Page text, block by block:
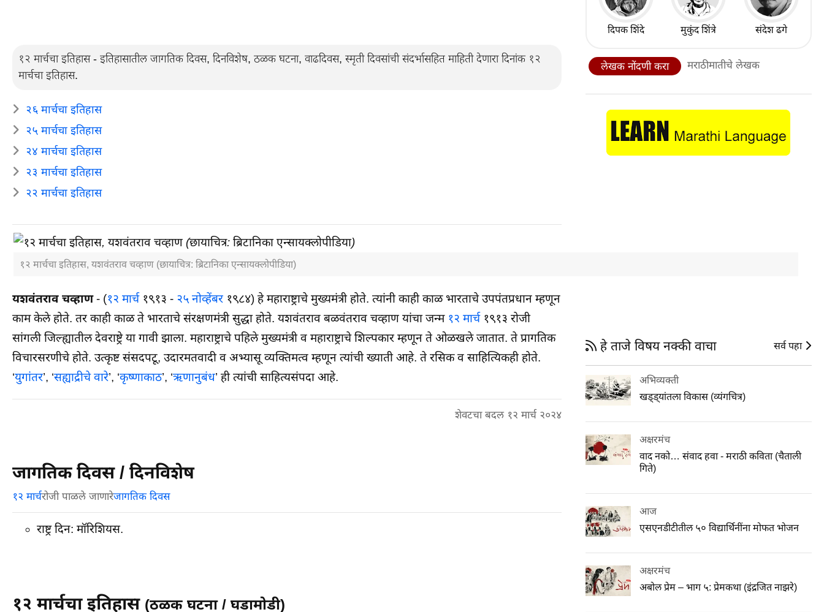
१२ मार्चचा इतिहास - इतिहासातील जागतिक दिवस, दिनविशेष, ठळक घटना, वाढदिवस, स्मृती दिवसांची संदर्भासहित माहिती देणारा दिनांक १२
मार्चचा इतिहास.
२६ मार्चचा इतिहास
२५ मार्चचा इतिहास
२४ मार्चचा इतिहास
२३ मार्चचा इतिहास
२२ मार्चचा इतिहास
१२ मार्चचा इतिहास, यशवंतराव चव्हाण (छायाचित्र: ब्रिटानिका एन्सायक्लोपीडिया)
यशवंतराव चव्हाण- (१२ मार्च१९१३ - २५ नोव्हेंबर १९८४) हे महाराष्ट्राचे मुख्यमंत्री होते. त्यांनी काही काळ भारताचे उपपंतप्रधान म्हणून
काम केले होते. तर काही काळ ते भारताचे संरक्षणमंत्री सुद्धा होते. यशवंतराव बळवंतराव चव्हाण यांचा जन्म १२ मार्च१९१३ रोजी
सांगली जिल्ह्यातील देवराष्ट्रे या गावी झाला. महाराष्ट्राचे पहिले मुख्यमंत्री व महाराष्ट्राचे शिल्पकार म्हणून ते ओळखले जातात. ते प्रागतिक
विचारसरणीचे होते. उत्कृष्ट संसदपटू, उदारमतवादी व अभ्यासू व्यक्तिमत्व म्हणून त्यांची ख्याती आहे. ते रसिक व साहित्यिकही होते.
‘युगांतर’, ‘सह्याद्रीचे वारे’, ‘कृष्णाकाठ’, ‘ऋणानुबंध’ ही त्यांची साहित्यसंपदा आहे.
शेवटचा बदल १२ मार्च २०२४
जागतिक दिवस / दिनविशेष
१२ मार्चरोजी पाळले जाणारेजागतिक दिवस
राष्ट्र दिन: मॉरिशियस.
१२ मार्चचा इतिहास (ठळक घटना / घडामोडी)
दिपक शिंदे मुकुंद शिंत्रे संदेश ढगे
लेखक नोंदणी करा मराठीमातीचे लेखक
हे ताजे विषय नक्की वाचा सर्व पहा
अभिव्यक्ती
खड्ड्यांतला विकास (व्यंगचित्र)
अक्षरमंच
वाद नको… संवाद हवा - मराठी कविता (चैताली
गिते)
आज
एसएनडीटीतील ५० विद्यार्थिनींना मोफत भोजन
अक्षरमंच
अबोल प्रेम – भाग ५: प्रेमकथा (इंद्रजित नाझरे)